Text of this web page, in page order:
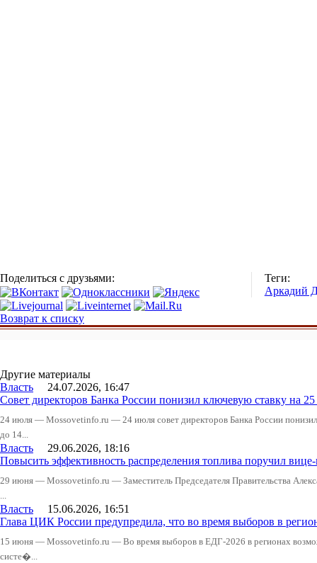
Поделиться с друзьями:
Теги:
Аркадий
Возврат к списку
Другие материалы
Власть 24.07.2026, 16:47
Совет директоров Банка России понизил ключевую ставку на
24 июля — Mossovetinfo.ru — 24 июля совет директоров Банка России
до 14...
Власть 29.06.2026, 18:16
Повысить эффективность распределения топлива поручил
29 июня — Mossovetinfo.ru — Заместитель Председателя Правительства
...
Власть 15.06.2026, 16:51
Глава ЦИК России предупредила, что во время выборов в
15 июня — Mossovetinfo.ru — Во время выборов в ЕДГ-2026 в регионах
систе�...